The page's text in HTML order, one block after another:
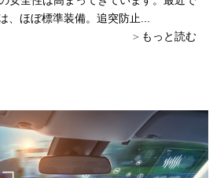
、ほぼ標準装備。追突防止...
もっと読む